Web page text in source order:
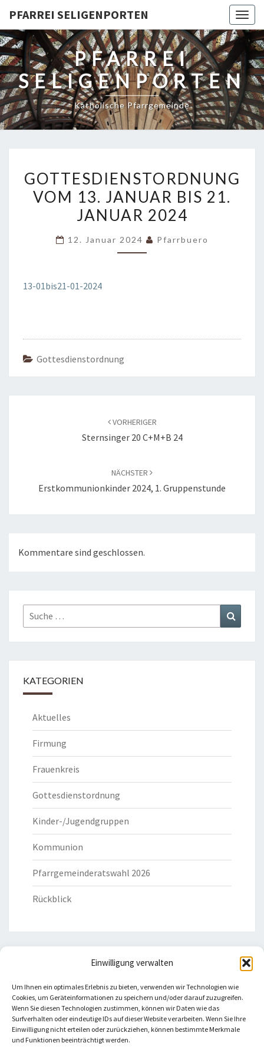
Einwilligung verwalten
Um Ihnen ein optimales Erlebnis zu bieten, verwenden wir Technologien wie
Cookies, um Geräteinformationen zu speichern und/oder darauf zuzugreifen.
Wenn Sie diesen Technologien zustimmen, können wir Daten wie das
Surfverhalten oder eindeutige IDs auf dieser Website verarbeiten. Wenn Sie Ihre
Einwilligung nicht erteilen oder zurückziehen, können bestimmte Merkmale
und Funktionen beeinträchtigt werden.
PFARREI SELIGENPORTEN
PFARREI
SELIGENPORTEN
Katholische Pfarrgemeinde
VOM
13.
JANUAR
21.
GOTTESDIENSTORDNUNG
VOM 13. JANUAR BIS 21.
JANUAR 2024
12. Januar 2024 Pfarrbuero
13-01bis21-01-2024
Gottesdienstordnung
VORHERIGER
Sternsinger 20 C+M+B 24
NÄCHSTER
Erstkommunionkinder 2024, 1. Gruppenstunde
Kommentare sind geschlossen.
Suche
nach:
KATEGORIEN
Aktuelles
Firmung
Frauenkreis
Gottesdienstordnung
Kinder-/Jugendgruppen
Kommunion
Pfarrgemeinderatswahl 2026
Rückblick
Bistum Eichstätt
Caritas Verband